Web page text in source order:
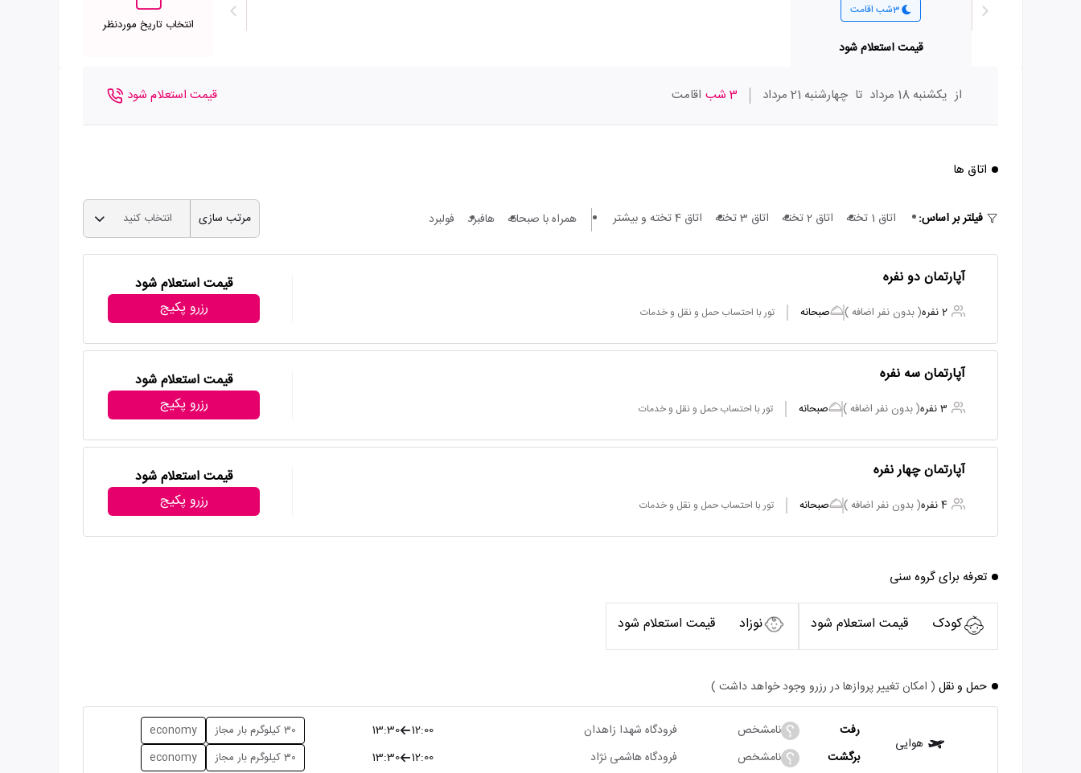
3شب اقامت
قیمت استعلام شود
انتخاب تاریخ موردنظر
از یکشنبه 18 مرداد تا چهارشنبه 21 مرداد 3 شب اقامت قیمت استعلام شود
اتاق ها
فیلتر بر اساس: اتاق 1 تخته اتاق 2 تخته اتاق 3 تخته اتاق 4 تخته و بیشتر همراه با صبحانه هافبرد فولبرد مرتب سازی انتخاب کنید
آپارتمان دو نفره
2 نفره ( بدون نفر اضافه ) صبحانه تور با احتساب حمل و نقل و خدمات
قیمت استعلام شود
رزرو پکیج
آپارتمان سه نفره
3 نفره ( بدون نفر اضافه ) صبحانه تور با احتساب حمل و نقل و خدمات
قیمت استعلام شود
رزرو پکیج
آپارتمان چهار نفره
4 نفره ( بدون نفر اضافه ) صبحانه تور با احتساب حمل و نقل و خدمات
قیمت استعلام شود
رزرو پکیج
تعرفه برای گروه سنی
کودک قیمت استعلام شود نوزاد قیمت استعلام شود
حمل و نقل ( امکان تغییر پروازها در رزرو وجود خواهد داشت )
هوایی
رفت نامشخص فرودگاه شهدا زاهدان 12:00
13:30 30 کیلوگرم بار مجاز economy
برگشت نامشخص فرودگاه هاشمی نژاد 12:00
13:30 30 کیلوگرم بار مجاز economy